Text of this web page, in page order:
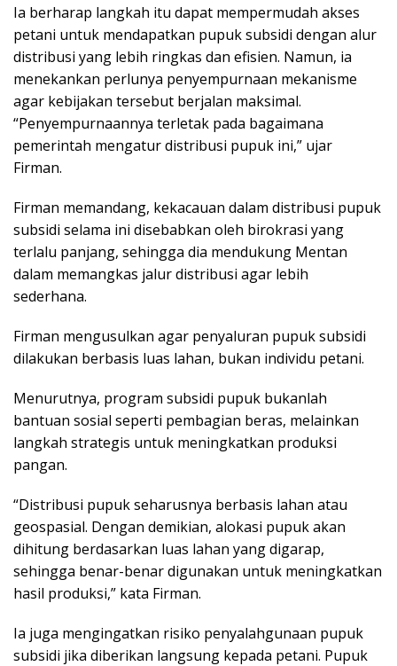
Ia berharap langkah itu dapat mempermudah akses
petani untuk mendapatkan pupuk subsidi dengan alur
distribusi yang lebih ringkas dan efisien. Namun, ia
menekankan perlunya penyempurnaan mekanisme
agar kebijakan tersebut berjalan maksimal.
“Penyempurnaannya terletak pada bagaimana
pemerintah mengatur distribusi pupuk ini,” ujar
Firman.
Firman memandang, kekacauan dalam distribusi pupuk
subsidi selama ini disebabkan oleh birokrasi yang
terlalu panjang, sehingga dia mendukung Mentan
dalam memangkas jalur distribusi agar lebih
sederhana.
Firman mengusulkan agar penyaluran pupuk subsidi
dilakukan berbasis luas lahan, bukan individu petani.
Menurutnya, program subsidi pupuk bukanlah
bantuan sosial seperti pembagian beras, melainkan
langkah strategis untuk meningkatkan produksi
pangan.
“Distribusi pupuk seharusnya berbasis lahan atau
geospasial. Dengan demikian, alokasi pupuk akan
dihitung berdasarkan luas lahan yang digarap,
sehingga benar-benar digunakan untuk meningkatkan
hasil produksi,” kata Firman.
Ia juga mengingatkan risiko penyalahgunaan pupuk
subsidi jika diberikan langsung kepada petani. Pupuk